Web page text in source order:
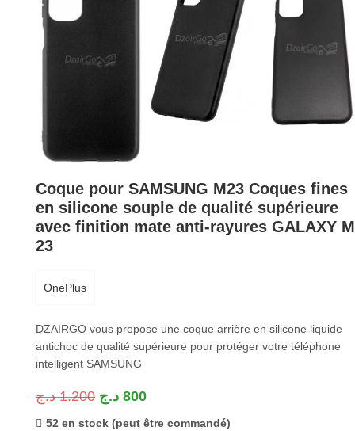
Coque pour SAMSUNG M23 Coques fines
en silicone souple de qualité supérieure
avec finition mate anti-rayures GALAXY M
23
OnePlus
DZAIRGO vous propose une coque arrière en silicone liquide
antichoc de qualité supérieure pour protéger votre téléphone
intelligent SAMSUNG
1.200 د.ج 800 د.ج
52 en stock (peut être commandé)